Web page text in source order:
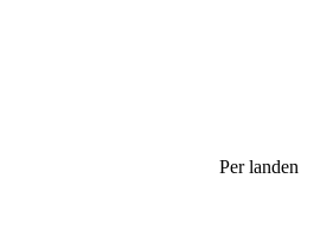
Per landen